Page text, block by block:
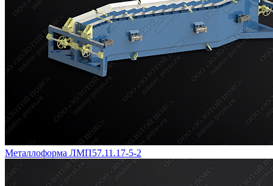
Металлоформа ЛМП57.11.17-5-2